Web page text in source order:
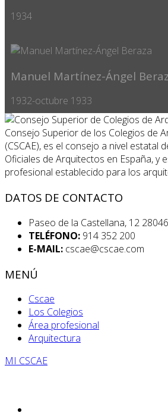
1934
Manuel Martínez-Ángel
1932-octubre 1933
Consejo Superior de los Colegios de
(CSCAE), es el consejo a nivel estatal
Oficiales de Arquitectos en España, y
profesional establecido para los
DATOS DE CONTACTO
Paseo de la Castellana, 12
TELÉFONO: 914 352 200
E-MAIL: cscae@cscae.com
MENÚ
Cscae
Los Colegios
Área profesional
Arquitectura
MI CSCAE